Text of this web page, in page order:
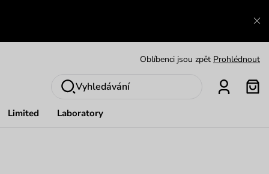
Limited Laboratory
Oblíbenci jsou zpět Prohlédnout
Nech se inspirovat Ukázat
Vyhledávání